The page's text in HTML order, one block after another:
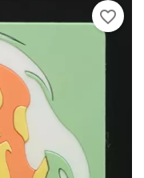
favorite_border